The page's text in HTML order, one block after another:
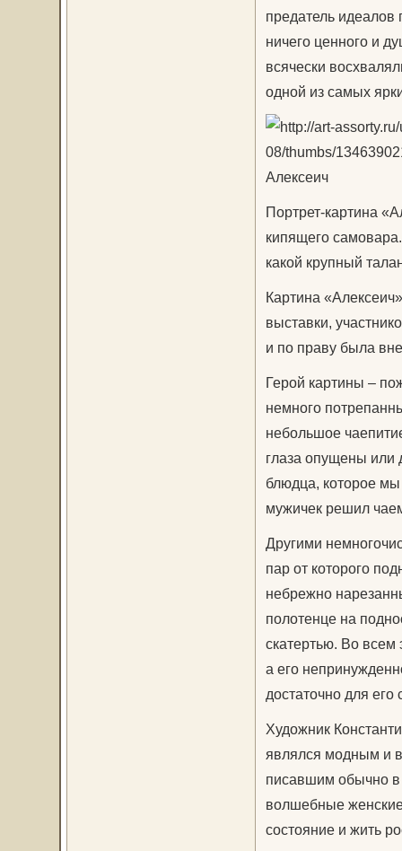
предатель идеалов
ничего ценного и
всячески
одной из самых
Алексеич
Портрет-картина
кипящего
какой крупный
Картина
выставки,
и по праву была
Герой картины –
немного
небольшое
глаза опущены или
блюдца, которое мы
мужичек решил
Другими
пар от которого
небрежно
полотенце на
скатертью. Во всем
а его
достаточно для его
Художник
являлся модным и
писавшим обычно в
волшебные
состояние и жить